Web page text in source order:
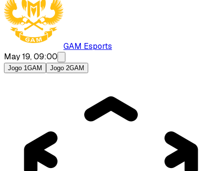
GAM Esports
May 19, 09:00
Jogo 1GAM Jogo 2GAM